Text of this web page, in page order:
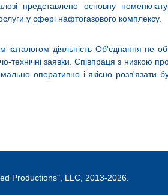
представлено основну
у сфері нафтогазового комплексу.
каталогом діяльність Об'єднання не
технічні заявки. Співпраця з низкою
оперативно і якісно розв'язати
Productions", LLC, 2013-2026.